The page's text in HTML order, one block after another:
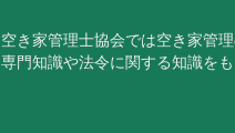
空き家管理士協会では空き家管
専門知識や法令に関する知識を